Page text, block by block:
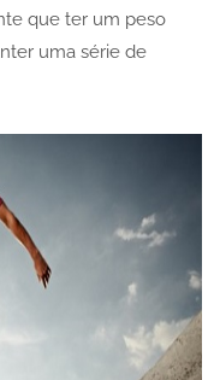
que ter um peso
uma série de